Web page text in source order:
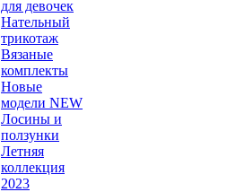
для девочек
Нательный
трикотаж
Вязаные
комплекты
Новые
модели NEW
Лосины и
ползунки
Летняя
коллекция
2023